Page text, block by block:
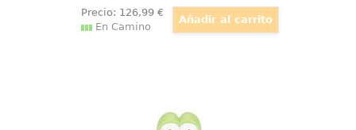
Precio: 126,99€
En Camino
Figura Let's Go! Yoshi! World of